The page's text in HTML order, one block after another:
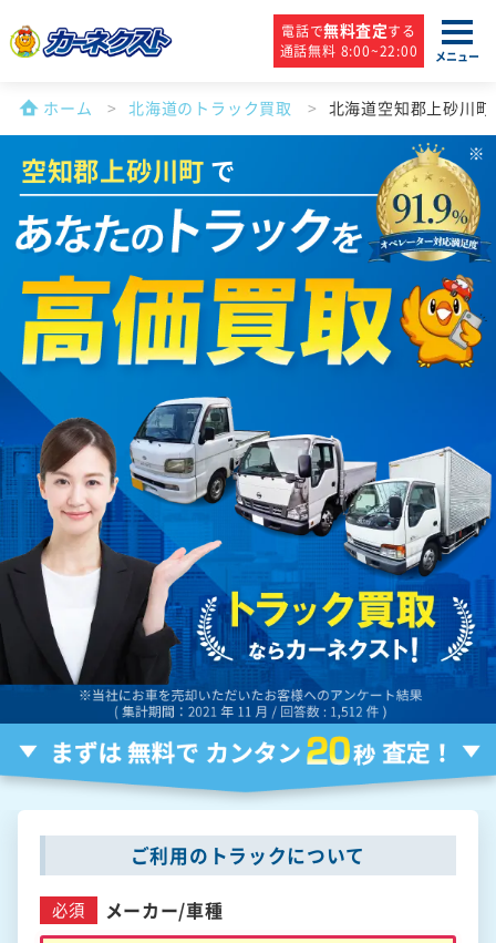
電話で無料査定する
通話無料 8:00~22:00
メニュー
ホーム 北海道のトラック買取 北海道空知郡上砂川
空知郡上砂川町 で
ご利用のトラックについて
必須 メーカー/車種